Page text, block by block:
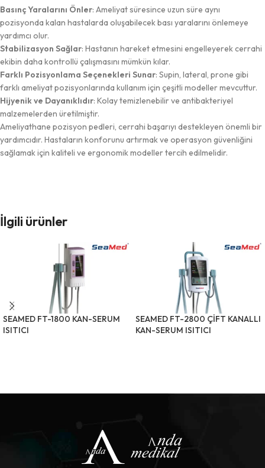
Basınç Yaralarını Önler: Ameliyat süresince uzun süre aynı
pozisyonda kalan hastalarda oluşabilecek bası yaralarını önlemeye
yardımcı olur.
Stabilizasyon Sağlar: Hastanın hareket etmesini engelleyerek cerrahi
ekibin daha kontrollü çalışmasını mümkün kılar.
Farklı Pozisyonlama Seçenekleri Sunar: Supin, lateral, prone gibi
farklı ameliyat pozisyonlarında kullanım için çeşitli modeller mevcuttur.
Hijyenik ve Dayanıklıdır: Kolay temizlenebilir ve antibakteriyel
malzemelerden üretilmiştir.
Ameliyathane pozisyon pedleri, cerrahi başarıyı destekleyen önemli bir
yardımcıdır. Hastaların konforunu artırmak ve operasyon güvenliğini
sağlamak için kaliteli ve ergonomik modeller tercih edilmelidir.
İlgili ürünler
SEAMED FT-1800 KAN-SERUM
ISITICI
SEAMED FT-2800 ÇİFT KANALLI
KAN-SERUM ISITICI